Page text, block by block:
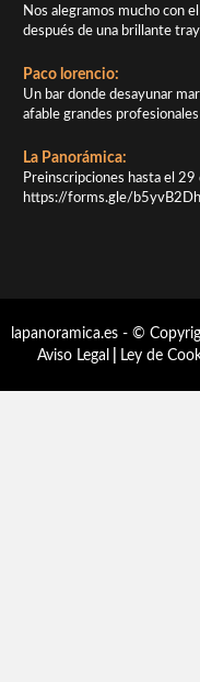
Nos alegramos mucho con
después de una brillante
Paco lorencio:
Un bar donde desayunar
afable grandes
La Panorámica:
Preinscripciones hasta el 29
https://forms.gle/
lapanoramica.es - ©
Aviso Legal
Ley de